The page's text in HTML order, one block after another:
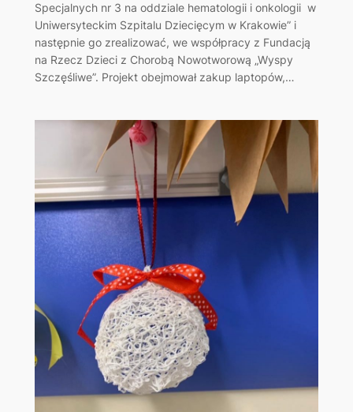
Specjalnych nr 3 na oddziale hematologii i onkologii w
Uniwersyteckim Szpitalu Dziecięcym w Krakowie” i
następnie go zrealizować, we współpracy z Fundacją
na Rzecz Dzieci z Chorobą Nowotworową „Wyspy
Szczęśliwe”. Projekt obejmował zakup laptopów,…